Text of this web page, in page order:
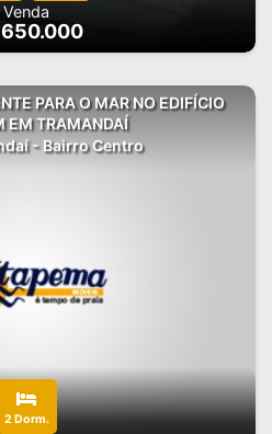
Venda
650.000
PARA O MAR NO EDIFÍCIO
EM TRAMANDAÍ
- Bairro Centro
2 Dorm.